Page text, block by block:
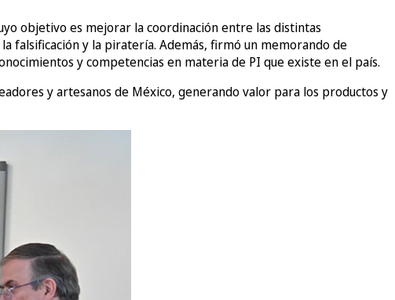
objetivo es mejorar la coordinación entre las distintas
falsificación y la piratería. Además, firmó un memorando de
y competencias en materia de PI que existe en el país.
y artesanos de México, generando valor para los productos y